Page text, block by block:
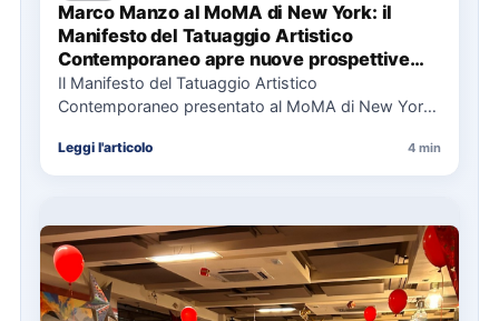
Marco Manzo al MoMA di New York: il
Manifesto del Tatuaggio Artistico
Contemporaneo apre nuove prospettive
per il collezionismo
Il Manifesto del Tatuaggio Artistico
Contemporaneo presentato al MoMA di New York
Leggi l'articolo 4 min